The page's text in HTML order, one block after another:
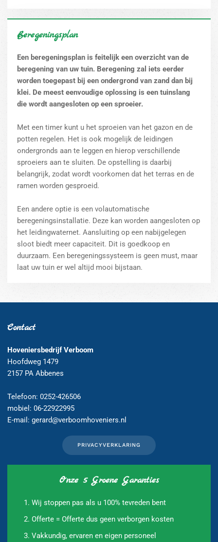
Beregeningsplan
Een beregeningsplan is feitelijk een overzicht van de
beregening van uw tuin. Beregening zal iets eerder
worden toegepast bij een ondergrond van zand dan bij
klei. De meest eenvoudige oplossing is een tuinslang
die wordt aangesloten op een sproeier.
Met een timer kunt u het sproeien van het gazon en de
potten regelen. Het is ook mogelijk de leidingen
ondergronds aan te leggen en hierop verschillende
sproeiers aan te sluiten. De opstelling is daarbij
belangrijk, zodat wordt voorkomen dat het terras en de
ramen worden gesproeid.
Een andere optie is een volautomatische
beregeningsinstallatie. Deze kan worden aangesloten op
het leidingwaternet. Aansluiting op een nabijgelegen
sloot biedt meer capaciteit. Dit is goedkoop en
duurzaam. Een beregeningssysteem is geen must, maar
laat uw tuin er wel altijd mooi bijstaan.
Contact
Hoveniersbedrijf Verboom
Hoofdweg 1479
2157 PA Abbenes
Telefoon: 0252-426506
mobiel: 06-22922995
E-mail: gerard@verboomhoveniers.nl
PRIVACYVERKLARING
Onze 5 Groene Garanties
Wij stoppen pas als u 100% tevreden bent
Offerte = Offerte dus geen verborgen kosten
Vakkundig, ervaren en eigen personeel